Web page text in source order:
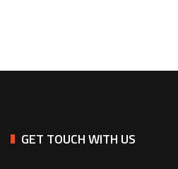
GET TOUCH WITH US